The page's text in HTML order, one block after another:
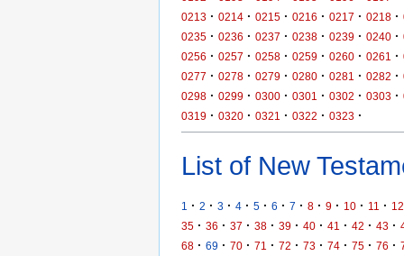
0213 · 0214 · 0215 · 0216 · 0217 · 0218 ·
0235 · 0236 · 0237 · 0238 · 0239 · 0240 ·
0256 · 0257 · 0258 · 0259 · 0260 · 0261 ·
0277 · 0278 · 0279 · 0280 · 0281 · 0282 ·
0298 · 0299 · 0300 · 0301 · 0302 · 0303 ·
0319 · 0320 · 0321 · 0322 · 0323 ·
List of New
1 · 2 · 3 · 4 · 5 · 6 · 7 · 8 · 9 · 10 · 11 · 12
35 · 36 · 37 · 38 · 39 · 40 · 41 · 42 · 43 ·
68 · 69 · 70 · 71 · 72 · 73 · 74 · 75 · 76 ·